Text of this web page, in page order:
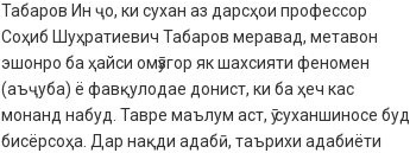
Табаров Ин ҷо, ки сухан аз дарсҳои профессор
Соҳиб Шуҳратиевич Табаров меравад, метавон
эшонро ба ҳайси омӯзгор як шахсияти феномен
(аъҷуба) ё фавқуло­дае донист, ки ба ҳеч кас
монанд набуд. Тавре маълум аст, ӯ суханшиносе буд
бисёрсоҳа. Дар нақди адабӣ, таърихи адабиёти